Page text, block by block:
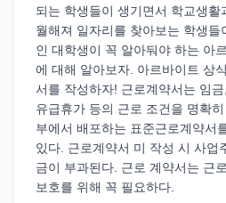
되는 학생들이 생기면서 학교생
월해져 일자리를 찾아보는 학생들
인 대학생이 꼭 알아둬야 하는 아
에 대해 알아보자. 아르바이트 상
서를 작성하자! 근로계약서는 임
유급휴가 등의 근로 조건을 명확
부에서 배포하는 표준근로계약서
있다. 근로계약서 미 작성 시 사업
금이 부과된다. 근로 계약서는 근
보호를 위해 꼭 필요하다.